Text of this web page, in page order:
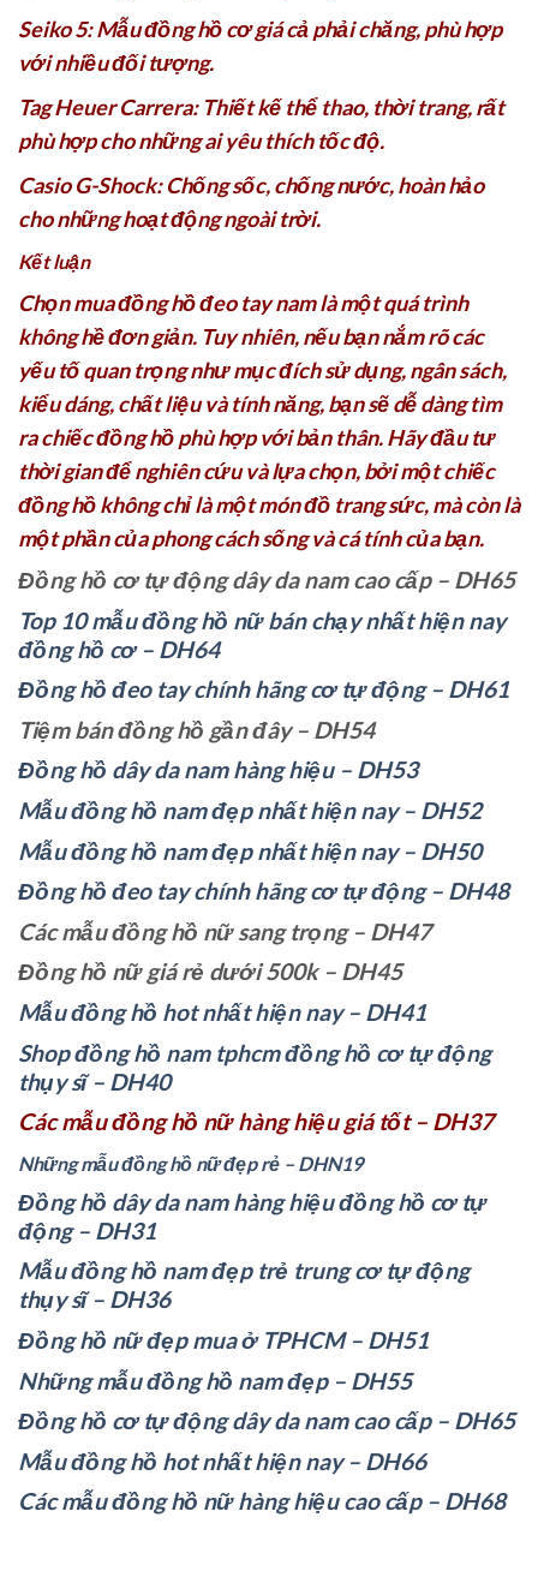
Seiko 5: Mẫu đồng hồ cơ giá cả phải chăng, phù hợp
với nhiều đối tượng.
Tag Heuer Carrera: Thiết kế thể thao, thời trang, rất
phù hợp cho những ai yêu thích tốc độ.
Casio G-Shock: Chống sốc, chống nước, hoàn hảo
cho những hoạt động ngoài trời.
Kết luận
Chọn mua đồng hồ đeo tay nam là một quá trình
không hề đơn giản. Tuy nhiên, nếu bạn nắm rõ các
yếu tố quan trọng như mục đích sử dụng, ngân sách,
kiểu dáng, chất liệu và tính năng, bạn sẽ dễ dàng tìm
ra chiếc đồng hồ phù hợp với bản thân. Hãy đầu tư
thời gian để nghiên cứu và lựa chọn, bởi một chiếc
đồng hồ không chỉ là một món đồ trang sức, mà còn là
một phần của phong cách sống và cá tính của bạn.
Đồng hồ cơ tự động dây da nam cao cấp – DH65
Top 10 mẫu đồng hồ nữ bán chạy nhất hiện nay
đồng hồ cơ – DH64
Đồng hồ đeo tay chính hãng cơ tự động – DH61
Tiệm bán đồng hồ gần đây – DH54
Đồng hồ dây da nam hàng hiệu – DH53
Mẫu đồng hồ nam đẹp nhất hiện nay – DH52
Mẫu đồng hồ nam đẹp nhất hiện nay – DH50
Đồng hồ đeo tay chính hãng cơ tự động – DH48
Các mẫu đồng hồ nữ sang trọng – DH47
Đồng hồ nữ giá rẻ dưới 500k – DH45
Mẫu đồng hồ hot nhất hiện nay – DH41
Shop đồng hồ nam tphcm đồng hồ cơ tự động
thụy sĩ – DH40
Các mẫu đồng hồ nữ hàng hiệu giá tốt – DH37
Những mẫu đồng hồ nữ đẹp rẻ – DHN19
Đồng hồ dây da nam hàng hiệu đồng hồ cơ tự
động – DH31
Mẫu đồng hồ nam đẹp trẻ trung cơ tự động
thụy sĩ – DH36
Đồng hồ nữ đẹp mua ở TPHCM – DH51
Những mẫu đồng hồ nam đẹp – DH55
Đồng hồ cơ tự động dây da nam cao cấp – DH65
Mẫu đồng hồ hot nhất hiện nay – DH66
Các mẫu đồng hồ nữ hàng hiệu cao cấp – DH68